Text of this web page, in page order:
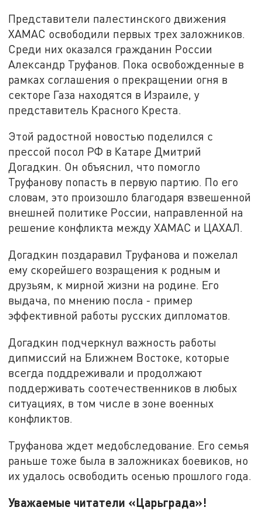
Представители палестинского движения
ХАМАС освободили первых трех заложников.
Среди них оказался гражданин России
Александр Труфанов. Пока освобожденные в
рамках соглашения о прекращении огня в
секторе Газа находятся в Израиле, у
представитель Красного Креста.
Этой радостной новостью поделился с
прессой посол РФ в Катаре Дмитрий
Догадкин. Он объяснил, что помогло
Труфанову попасть в первую партию. По его
словам, это произошло благодаря взвешенной
внешней политике России, направленной на
решение конфликта между ХАМАС и ЦАХАЛ.
Догадкин поздаравил Труфанова и пожелал
ему скорейшего возращения к родным и
друзьям, к мирной жизни на родине. Его
выдача, по мнению посла - пример
эффективной работы русских дипломатов.
Догадкин подчеркнул важность работы
дипмиссий на Ближнем Востоке, которые
всегда поддреживали и продолжают
поддерживать соотечественников в любых
ситуациях, в том числе в зоне военных
конфликтов.
Труфанова ждет медобследование. Его семья
раньше тоже была в заложниках боевиков, но
их удалось освободить осенью прошлого года.
Уважаемые читатели «Царьграда»!